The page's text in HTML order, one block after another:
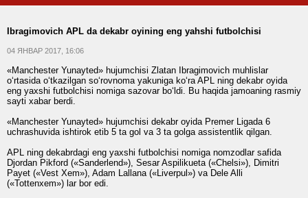
Ibragimovich APL da dekabr oyining eng yahshi futbolchisi
04 ЯНВАР 2017, 16:06
«Manchester Yunayted» hujumchisi Zlatan Ibragimovich muhlislar
o‘rtasida o‘tkazilgan so‘rovnoma yakuniga ko‘ra APL ning dekabr oyida
eng yaxshi futbolchisi nomiga sazovar bo‘ldi. Bu haqida jamoaning rasmiy
sayti xabar berdi.
«Manchester Yunayted» hujumchisi dekabr oyida Premer Ligada 6
uchrashuvida ishtirok etib 5 ta gol va 3 ta golga assistentlik qilgan.
APL ning dekabrdagi eng yaxshi futbolchisi nomiga nomzodlar safida
Djordan Pikford («Sanderlend»), Sesar Aspilikueta («Chelsi»), Dimitri
Payet («Vest Xem»), Adam Lallana («Liverpul») va Dele Alli
(«Tottenxem») lar bor edi.